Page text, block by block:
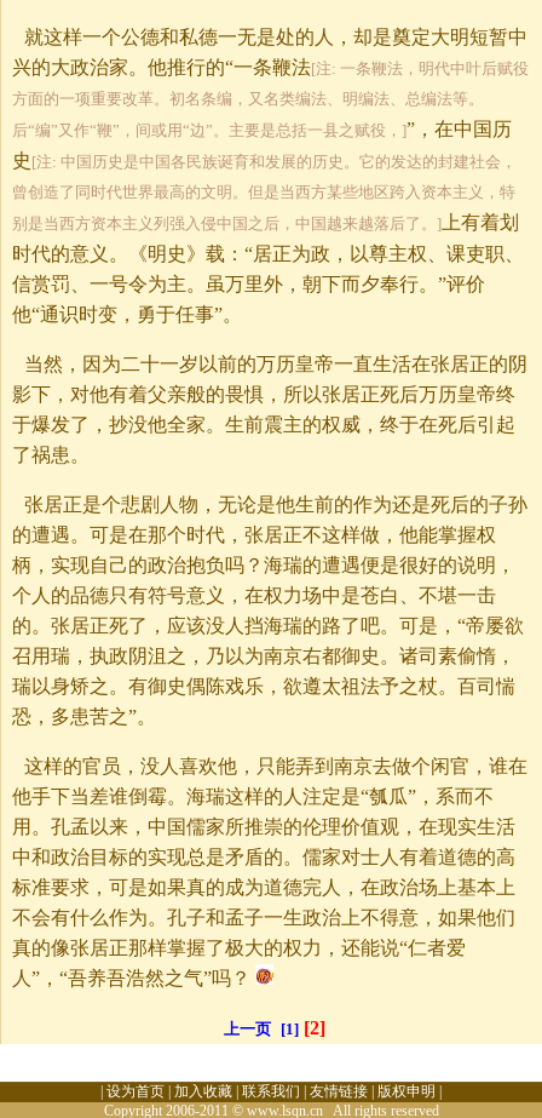
就这样一个公德和私德一无是处的人，却是奠定大明短暂中
兴的大政治家。他推行的“一条鞭法[注: 一条鞭法，明代中叶后赋役
方面的一项重要改革。初名条编，又名类编法、明编法、总编法等。
后“编”又作“鞭”，间或用“边”。主要是总括一县之赋役，]”，在中国历
史 [注: 中国历史是中国各民族诞育和发展的历史。它的发达的封建社会，
曾创造了同时代世界最高的文明。但是当西方某些地区跨入资本主义，特
别是当西方资本主义列强入侵中国之后，中国越来越落后了。] 上有着划
时代的意义。《明史》载：“居正为政，以尊主权、课吏职、
信赏罚、一号令为主。虽万里外，朝下而夕奉行。”评价
他“通识时变，勇于任事”。
当然，因为二十一岁以前的万历皇帝一直生活在张居正的阴
影下，对他有着父亲般的畏惧，所以张居正死后万历皇帝终
于爆发了，抄没他全家。生前震主的权威，终于在死后引起
了祸患。
张居正是个悲剧人物，无论是他生前的作为还是死后的子孙
的遭遇。可是在那个时代，张居正不这样做，他能掌握权
柄，实现自己的政治抱负吗？海瑞的遭遇便是很好的说明，
个人的品德只有符号意义，在权力场中是苍白、不堪一击
的。张居正死了，应该没人挡海瑞的路了吧。可是，“帝屡欲
召用瑞，执政阴沮之，乃以为南京右都御史。诸司素偷惰，
瑞以身矫之。有御史偶陈戏乐，欲遵太祖法予之杖。百司惴
恐，多患苦之”。
这样的官员，没人喜欢他，只能弄到南京去做个闲官，谁在
他手下当差谁倒霉。海瑞这样的人注定是“瓠瓜”，系而不
用。孔孟以来，中国儒家所推崇的伦理价值观，在现实生活
中和政治目标的实现总是矛盾的。儒家对士人有着道德的高
标准要求，可是如果真的成为道德完人，在政治场上基本上
不会有什么作为。孔子和孟子一生政治上不得意，如果他们
真的像张居正那样掌握了极大的权力，还能说“仁者爱
人”，“吾养吾浩然之气”吗？
上一页 [1] [2]
设为首页 加入收藏 联系我们 友情链接 版权申明
Copyright 2006-2011 © www.lsqn.cn All rights reserved